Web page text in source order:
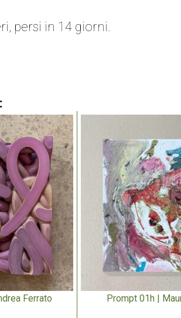
persi in 14 giorni.
Ferrato Prompt 01h |